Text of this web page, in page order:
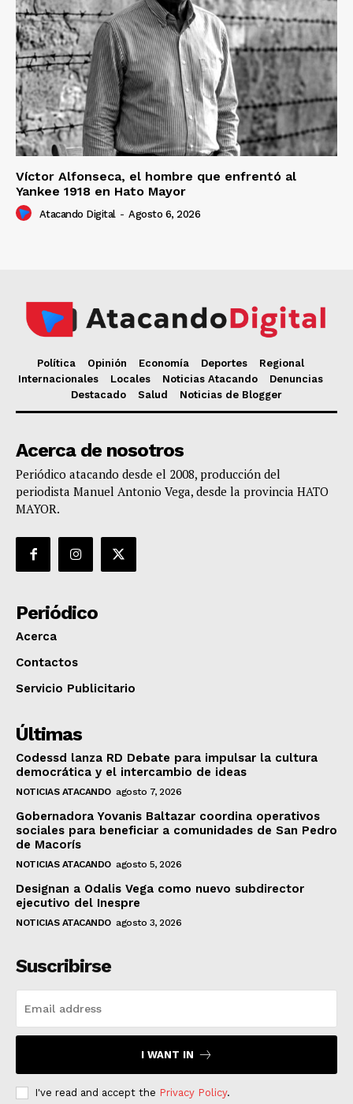
Víctor Alfonseca, el hombre que enfrentó al
Yankee 1918 en Hato Mayor
Atacando Digital - Agosto 6, 2026
Política Opinión Economía Deportes
Regional
Internacionales
Locales Noticias Atacando
Denuncias
Destacado
Salud Noticias de Blogger
Acerca de nosotros
Periódico atacando desde el 2008, producción del
periodista Manuel Antonio Vega, desde la provincia HATO
MAYOR.
Periódico
Acerca
Contactos
Servicio Publicitario
Últimas
Codessd lanza RD Debate para impulsar la cultura
democrática y el intercambio de ideas
NOTICIAS ATACANDO agosto 7, 2026
Gobernadora Yovanis Baltazar coordina operativos
sociales para beneficiar a comunidades de San Pedro
de Macorís
NOTICIAS ATACANDO agosto 5, 2026
Designan a Odalis Vega como nuevo subdirector
ejecutivo del Inespre
NOTICIAS ATACANDO agosto 3, 2026
Suscribirse
I WANT IN
I've read and accept the Privacy Policy.